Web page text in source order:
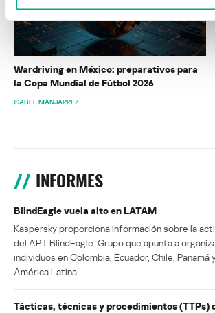
Wardriving en México: preparativos para
la Copa Mundial de Fútbol 2026
ISABEL MANJARREZ
INFORMES
BlindEagle vuela alto en LATAM
Kaspersky proporciona información sobre la
del APT BlindEagle. Grupo que apunta a
individuos en Colombia, Ecuador, Chile,
América Latina.
Tácticas, técnicas y procedimientos (TTPs)